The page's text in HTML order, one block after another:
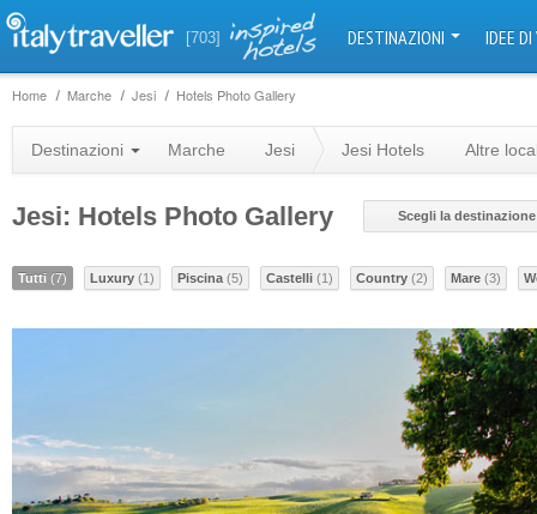
[703] DESTINAZIONI IDEE
Home Marche Jesi Hotels Photo Gallery
Destinazioni Marche Jesi Jesi Hotels Altre
Jesi: Hotels Photo Gallery Scegli la destinazione
Tutti (7) Luxury (1) Piscina (5) Castelli (1) Country (2) Mare (3)